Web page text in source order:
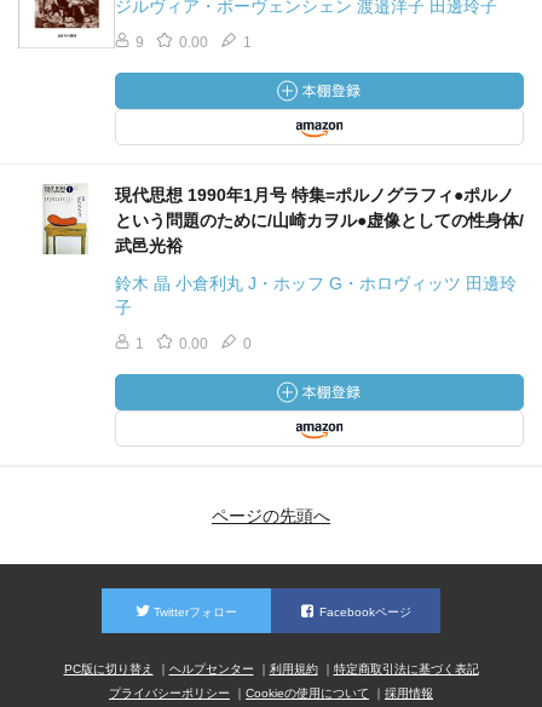
ジルヴィア・ボーヴェンシェン 渡邉洋子 田邊玲子
9 0.00 1
現代思想 1990年1月号 特集=ポルノグラフィ●ポルノ
という問題のために/山崎カヲル●虚像としての性身体/
武邑光裕
鈴木 晶 小倉利丸 J・ホッフ G・ホロヴィッツ 田邊玲
子
1 0.00 0
ページの先頭へ
Twitterフォロー Facebookページ
PC版に切り替え ヘルプセンター 利用規約
特定商取引法に基づく表記
プライバシーポリシー
Cookieの使用について 採用情報